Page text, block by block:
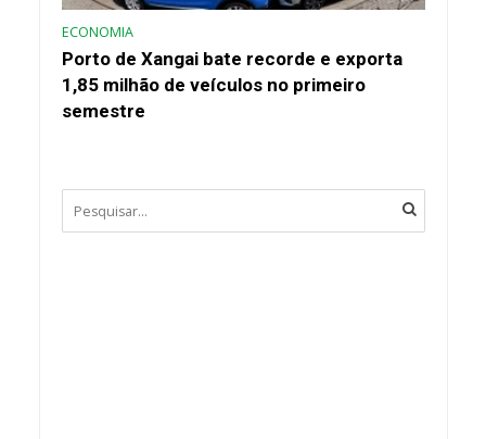
ECONOMIA
Porto de Xangai bate recorde e exporta
1,85 milhão de veículos no primeiro
semestre